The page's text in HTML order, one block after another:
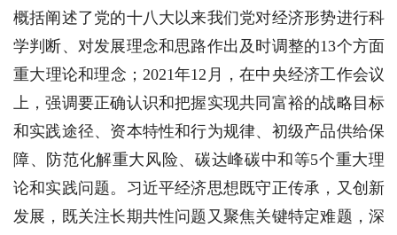
概括阐述了党的十八大以来我们党对经济形势进行科
学判断、对发展理念和思路作出及时调整的13个方面
重大理论和理念；2021年12月，在中央经济工作会议
上，强调要正确认识和把握实现共同富裕的战略目标
和实践途径、资本特性和行为规律、初级产品供给保
障、防范化解重大风险、碳达峰碳中和等5个重大理
论和实践问题。习近平经济思想既守正传承，又创新
发展，既关注长期共性问题又聚焦关键特定难题，深